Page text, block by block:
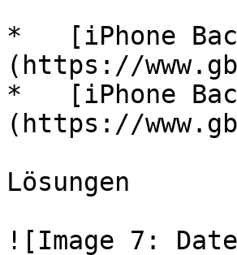
*   [iPhone
(https://
*   [iPhone
(https://
Lösungen
![Image 7: